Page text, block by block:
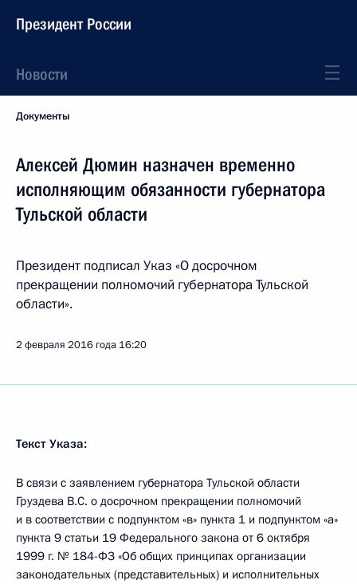
Президент России
Новости
Документы
Алексей Дюмин назначен временно
исполняющим обязанности губернатора
Тульской области
Президент подписал Указ «О досрочном
прекращении полномочий губернатора Тульской
области».
2 февраля 2016 года 16:20
Текст Указа:
В связи с заявлением губернатора Тульской области
Груздева В.С. о досрочном прекращении полномочий
и в соответствии с подпунктом «в» пункта 1 и подпунктом «а»
пункта 9 статьи 19 Федерального закона от 6 октября
1999 г. № 184-ФЗ «Об общих принципах организации
законодательных (представительных) и исполнительных